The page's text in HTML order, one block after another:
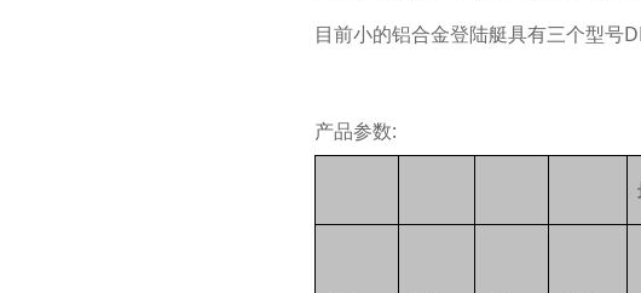
目前小的铝合金登陆艇具有三个型号D
产品参数: